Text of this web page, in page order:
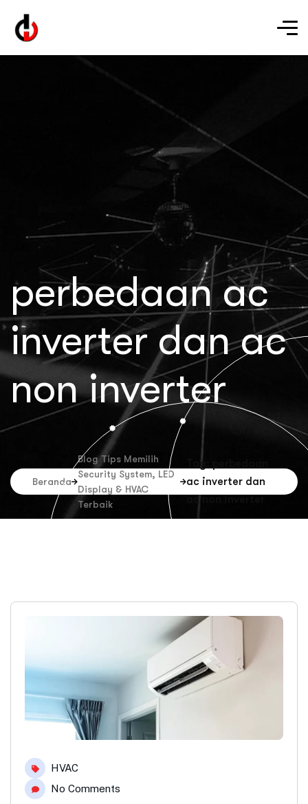
perbedaan ac
inverter dan ac
non inverter
Beranda
Blog Tips Memilih
Security System, LED
Display & HVAC
Terbaik
Tag: perbedaan
ac inverter dan
HVAC
No Comments